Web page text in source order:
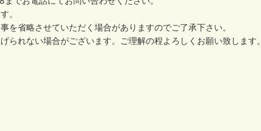
。
を省略させていただく場合がありますのでご了承下さい。
られない場合がございます。ご理解の程よろしくお願い致します。